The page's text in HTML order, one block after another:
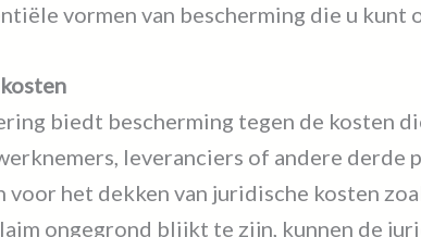
vormen van bescherming die u
biedt bescherming tegen de kosten
leveranciers of andere
voor het dekken van juridische kosten
ongegrond blijkt te zijn, kunnen de